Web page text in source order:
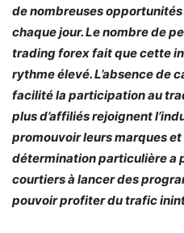
de nombreuses
chaque jour. Le nombre de
trading forex fait que cette
rythme élevé. L’absence de
facilité la participation au
plus d’affiliés rejoignent
promouvoir leurs marques
détermination particulière a
courtiers à lancer des
pouvoir profiter du trafic